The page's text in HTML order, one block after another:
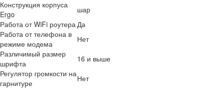
Конструкция корпуса
Ergo
шар
Работа от WiFi роутераДа
Работа от телефона в
режиме модема
Нет
Различимый размер
шрифта
16 и выше
Регулятор громкости на
гарнитуре
Нет